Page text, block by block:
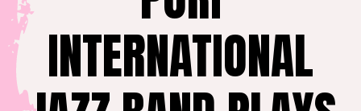
INTERNATIONAL